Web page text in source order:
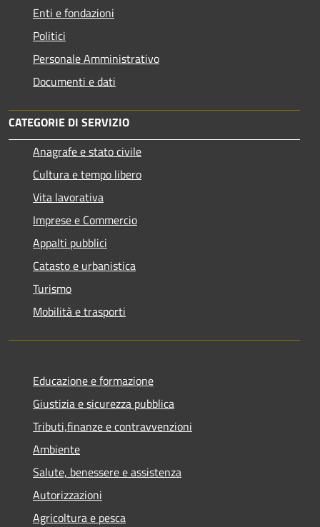
Enti e fondazioni
Politici
Personale Amministrativo
Documenti e dati
CATEGORIE DI SERVIZIO
Anagrafe e stato civile
Cultura e tempo libero
Vita lavorativa
Imprese e Commercio
Appalti pubblici
Catasto e urbanistica
Turismo
Mobilità e trasporti
Educazione e formazione
Giustizia e sicurezza pubblica
Tributi,finanze e contravvenzioni
Ambiente
Salute, benessere e assistenza
Autorizzazioni
Agricoltura e pesca